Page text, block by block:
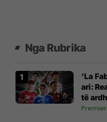
Nga Rubrika
‘La
ari:
të